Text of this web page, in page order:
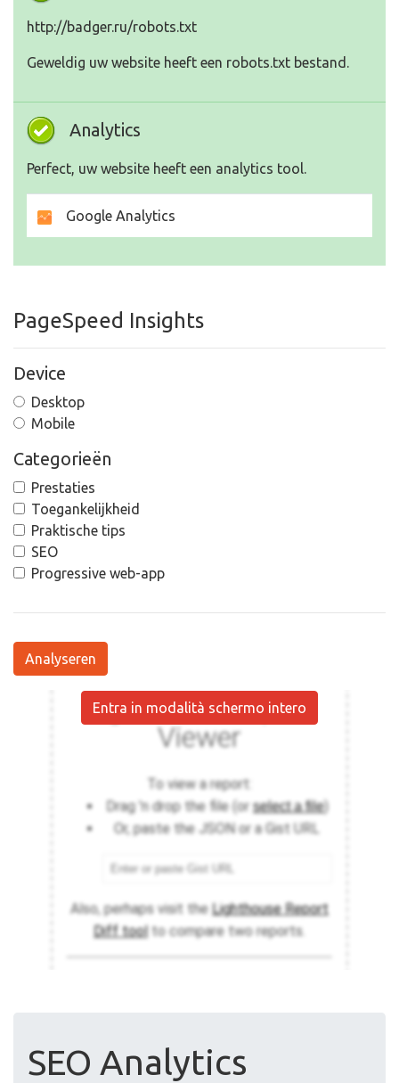
http://badger.ru/robots.txt
Geweldig uw website heeft een robots.txt bestand.
Analytics
Perfect, uw website heeft een analytics tool.
Google Analytics
PageSpeed Insights
Device
Desktop
Mobile
Categorieën
Prestaties
Toegankelijkheid
Praktische tips
SEO
Progressive web-app
Analyseren
Entra in modalità schermo intero
SEO Analytics